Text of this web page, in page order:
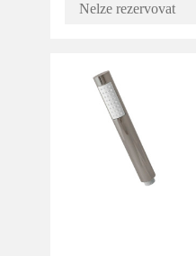
Nelze rezervovat